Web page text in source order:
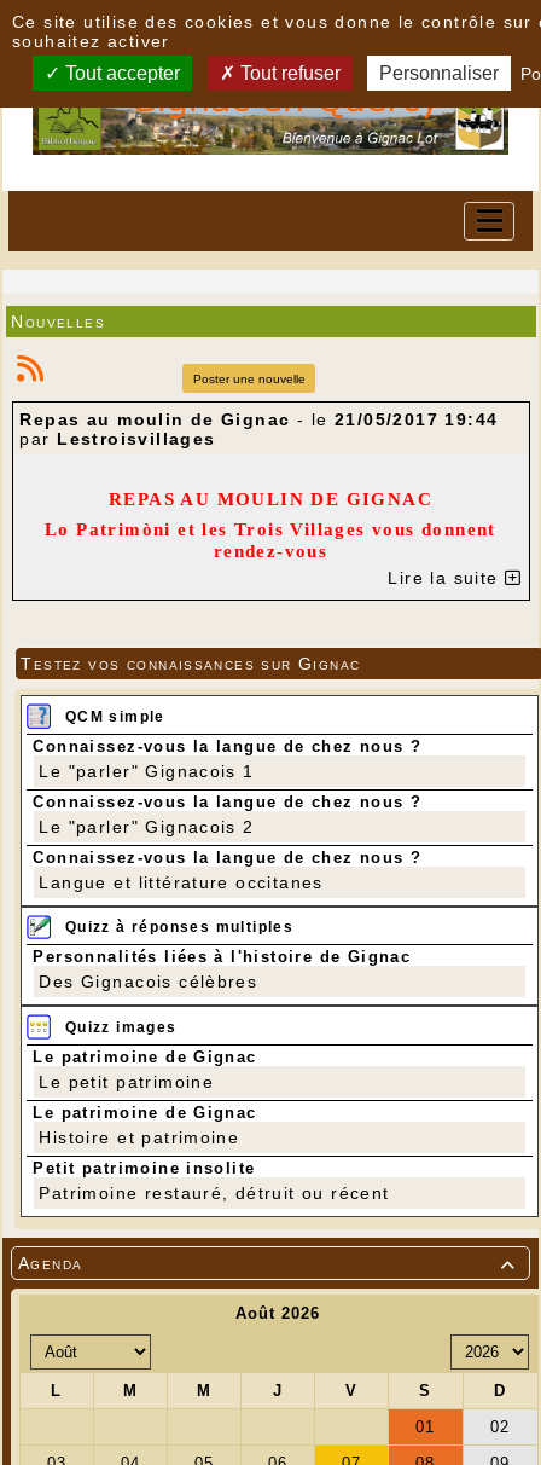

Agenda
Nouvelles
Poster une nouvelle
Repas au moulin de Gignac - le 21/05/2017 19:44
par Lestroisvillages
REPAS AU MOULIN DE GIGNAC
Lo Patrimòni et les Trois Villages vous donnent
rendez-vous
pour un repas au moulin
Apéritif
Soupe campagnarde
Tartine de pieds de porc
Blanquette de veau et purée
Rocamadour et salade
Dessert
Café
Liqueur
Vin rouge de Cahors et rosé des Coteaux du Quercy
18 €le repas ou21 €Sponsor
Pour simplifier l'organisation, chacun est prié
d'amener son couvert complet.
OUVERT À TOUS - VENEZ
NOMBREUX
05 65 37 71 69 - 05 65 41 17 24 - 05 65 32
75 16
Lire la suite
Testez vos connaissances sur Gignac
QCM simple
Connaissez-vous la langue de chez nous ?
Le "parler" Gignacois 1
Connaissez-vous la langue de chez nous ?
Le "parler" Gignacois 2
Connaissez-vous la langue de chez nous ?
Langue et littérature occitanes
Quizz à réponses multiples
Personnalités liées à l'histoire de Gignac
Des Gignacois célèbres
Quizz images
Le patrimoine de Gignac
Le petit patrimoine
Le patrimoine de Gignac
Histoire et patrimoine
Petit patrimoine insolite
Patrimoine restauré, détruit ou récent
Ce site utilise des cookies et vous donne le contrôle sur
souhaitez activer
Tout accepter Tout refuser Personnaliser